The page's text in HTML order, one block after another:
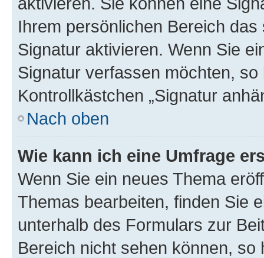
Ihrem persönlichen Bereich
Signatur aktivieren. Wenn Sie
Signatur verfassen möchten,
Kontrollkästchen „Signatur
Nach oben
Wie kann ich eine Umfrage
Wenn Sie ein neues Thema
Themas bearbeiten, finden Sie
unterhalb des Formulars zur
Bereich nicht sehen können,